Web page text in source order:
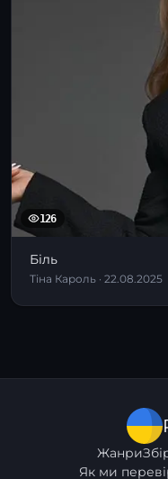
126
Біль
Тіна Кароль · 22.08.2025
Жанри
Як ми